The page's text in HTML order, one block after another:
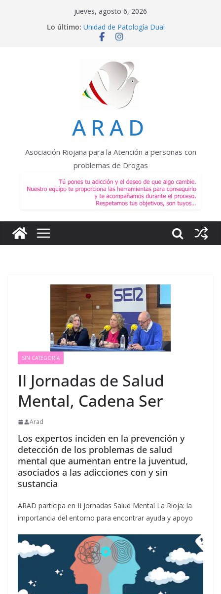
jueves, agosto 6, 2026
Lo último: Unidad de Patología Dual
DÍPTICOS INFORMATIVOS
Proyecto integra mujer
ARAD
Asociación Riojana para la Atención a personas con
problemas de Drogas
SIN CATEGORÍA
II Jornadas de Salud
Mental, Cadena Ser
Arad
Los expertos inciden en la prevención y
detección de los problemas de salud
mental que aumentan entre la juventud,
asociados a las adicciones con y sin
sustancia
ARAD participa en II Jornadas Salud Mental La Rioja: la
importancia del entorno para encontrar ayuda y apoyo